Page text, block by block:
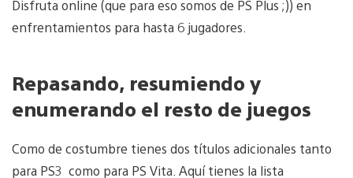
Disfruta online (que para eso somos de PS Plus ;)) en
enfrentamientos para hasta 6 jugadores.
Repasando, resumiendo y
enumerando el resto de juegos
Como de costumbre tienes dos títulos adicionales tanto
para PS3 como para PS Vita. Aquí tienes la lista